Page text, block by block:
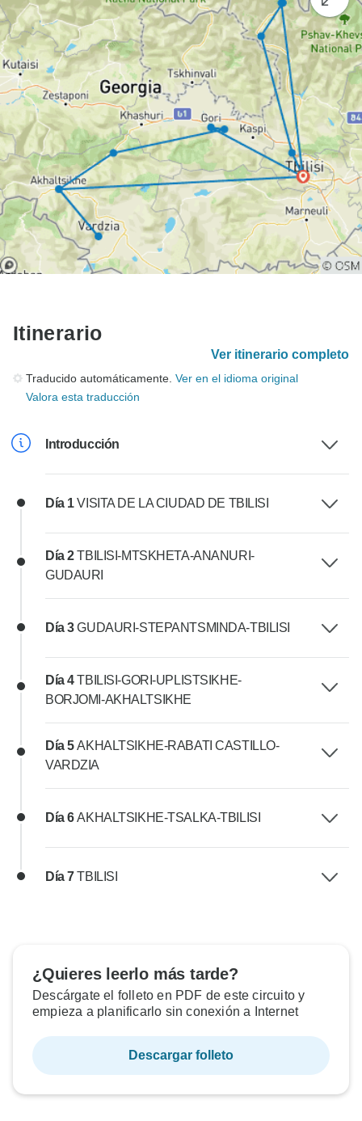
Itinerario
Ver itinerario completo
Traducido automáticamente. Ver en el idioma original
Valora esta traducción
Introducción
Día 1VISITA DE LA CIUDAD DE TBILISI
Día 2TBILISI-MTSKHETA-ANANURI-
GUDAURI
Día 3GUDAURI-STEPANTSMINDA-TBILISI
Día 4TBILISI-GORI-UPLISTSIKHE-
BORJOMI-AKHALTSIKHE
Día 5AKHALTSIKHE-RABATI CASTILLO-
VARDZIA
Día 6AKHALTSIKHE-TSALKA-TBILISI
Día 7TBILISI
¿Quieres leerlo más tarde?
Descárgate el folleto en PDF de este circuito y
empieza a planificarlo sin conexión a Internet
Descargar folleto